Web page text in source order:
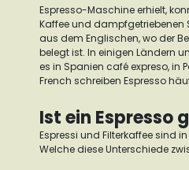
Espresso-Maschine erhielt,
Kaffee und dampfgetriebenen
aus dem Englischen, wo der
belegt ist. In einigen Ländern
es in Spanien café expreso, in
French schreiben Espresso
Ist ein Espresso
Espressi und Filterkaffee sind
Welche diese Unterschiede